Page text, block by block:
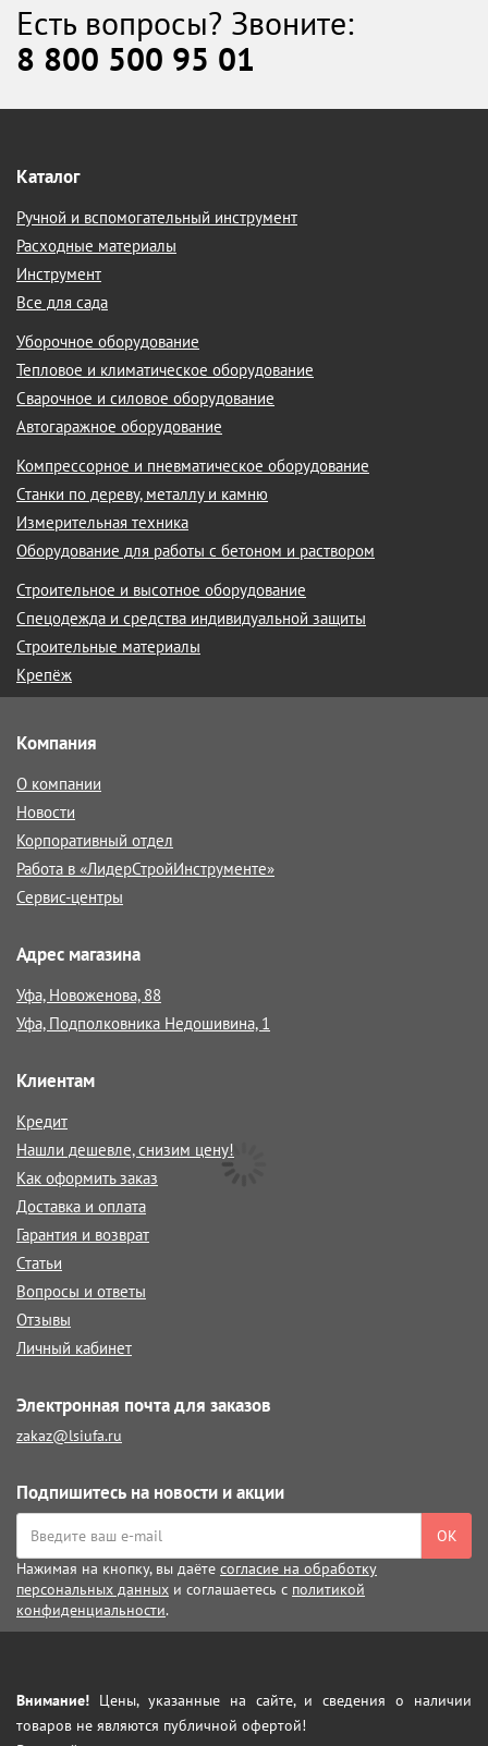
Есть вопросы? Звоните:
8 800 500 95 01
Каталог
Ручной и вспомогательный инструмент
Расходные материалы
Инструмент
Все для сада
Уборочное оборудование
Тепловое и климатическое оборудование
Сварочное и силовое оборудование
Автогаражное оборудование
Компрессорное и пневматическое оборудование
Станки по дереву, металлу и камню
Измерительная техника
Оборудование для работы с бетоном и раствором
Строительное и высотное оборудование
Спецодежда и средства индивидуальной защиты
Строительные материалы
Крепёж
Компания
О компании
Новости
Корпоративный отдел
Работа в «ЛидерСтройИнструменте»
Сервис-центры
Адрес магазина
Уфа, Новоженова, 88
Уфа, Подполковника Недошивина, 1
Клиентам
Кредит
Нашли дешевле, снизим цену!
Как оформить заказ
Доставка и оплата
Гарантия и возврат
Статьи
Вопросы и ответы
Отзывы
Личный кабинет
Электронная почта для заказов
zakaz@lsiufa.ru
Подпишитесь на новости и акции
ОК
Нажимая на кнопку, вы даёте согласие на обработку
персональных данных и соглашаетесь с политикой
конфиденциальности.
Внимание! Цены, указанные на сайте, и сведения о наличии
товаров не являются публичной офертой!